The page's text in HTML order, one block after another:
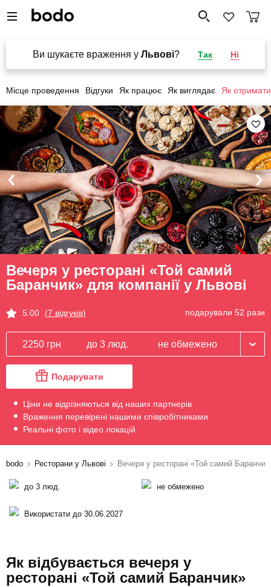
Ви шукаєте враження у Львові? Так Ні
Місце проведення Відгуки Як працює Як виглядає Як отримати
Вечеря у ресторані «Той самий
Баранчик» для компанії у Львові
5.00 (7 відгуків) подарували 52 рази
2250 грн до 3 люд. не обмежено
Подарувати
Ціни не відрізняються від наших партнерів
Враження перевірені нашими співробітниками
Реальні фото і відео локацій
bodo Ресторани у Львові Вечеря у ресторані «Той самий
до 3 люд. не обмежено
Використати до 30.06.2027
Як відбувається вечеря у
ресторані «Той самий Баранчик»